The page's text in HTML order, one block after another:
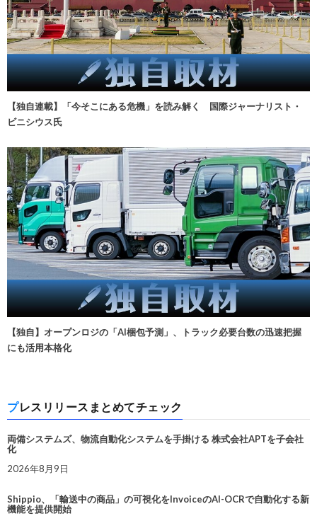
【独自連載】「今そこにある危機」を読み解く 国際ジャーナリスト・
ビニシウス氏
【独自】オープンロジの「AI梱包予測」、トラック必要台数の迅速把握
にも活用本格化
プレスリリースまとめてチェック
両備システムズ、物流自動化システムを手掛ける 株式会社APTを子会社
化
2026年8月9日
Shippio、「輸送中の商品」の可視化をInvoiceのAI-OCRで自動化する新
機能を提供開始